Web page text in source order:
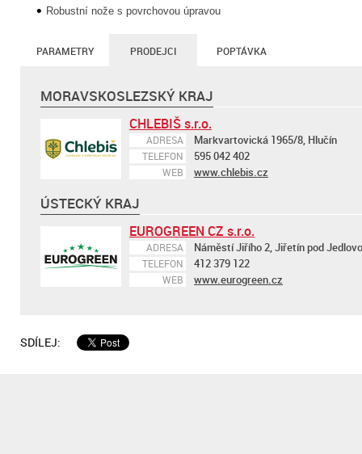
Robustní nože s povrchovou úpravou
PARAMETRY PRODEJCI POPTÁVKA
MORAVSKOSLEZSKÝ KRAJ
CHLEBIŠ s.r.o.
ADRESA Markvartovická 1965/8, Hlučín
TELEFON 595 042 402
WEB www.chlebis.cz
ÚSTECKÝ KRAJ
EUROGREEN CZ s.r.o.
ADRESA Náměstí Jiřího 2, Jiřetín pod
TELEFON 412 379 122
WEB www.eurogreen.cz
SDÍLEJ: